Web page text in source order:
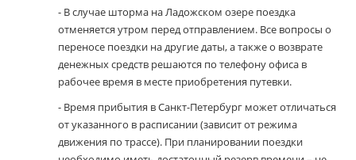
- В случае шторма на Ладожском озере поездка
отменяется утром перед отправлением. Все вопросы о
переносе поездки на другие даты, а также о возврате
денежных средств решаются по телефону офиса в
рабочее время в месте приобретения путевки.
- Время прибытия в Санкт-Петербург может отличаться
от указанного в расписании (зависит от режима
движения по трассе). При планировании поездки